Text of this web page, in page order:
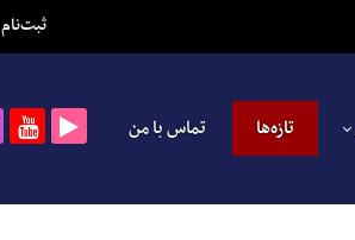
ثبت‌نام
تازه‌ها تماس با من